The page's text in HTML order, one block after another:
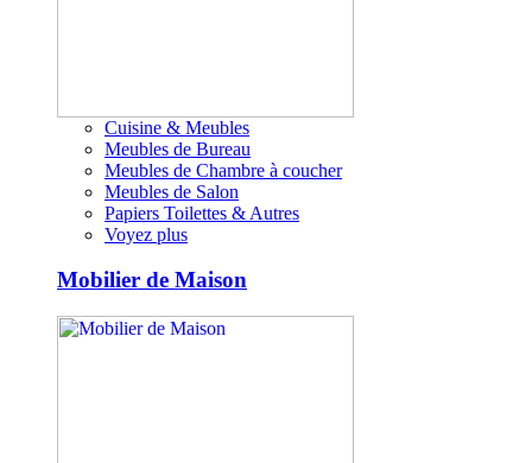
Cuisine & Meubles
Meubles de Bureau
Meubles de Chambre à coucher
Meubles de Salon
Papiers Toilettes & Autres
Voyez plus
Mobilier de Maison